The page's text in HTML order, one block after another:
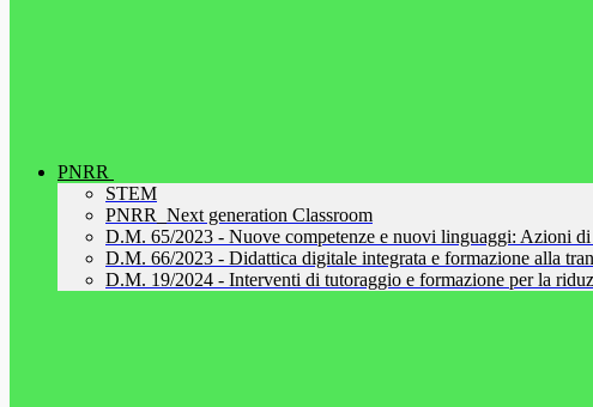
PNRR
STEM
PNRR_Next generation Classroom
D.M. 65/2023 - Nuove competenze e nuovi linguaggi: Azioni
D.M. 66/2023 - Didattica digitale integrata e formazione alla
D.M. 19/2024 - Interventi di tutoraggio e formazione per la